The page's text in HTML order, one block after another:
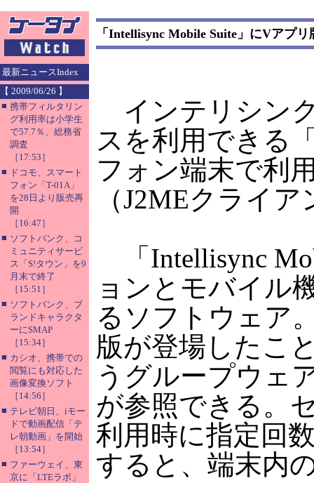
最新ニュースIndex
【 2009/06/26 】
■ 携帯フィルタリン
グ利用率は小学生
で57.7％、総務省
調査
［17:53］
■ ドコモ、スマート
フォン「T-01A」
を28日より販売再
開
［16:47］
■ ソフトバンク、コ
ミュニティサービ
ス「S!タウン」を9
月末で終了
［15:51］
■ ソフトバンク、ブ
ランドキャラクタ
ーにSMAP
［15:34］
■ カシオ、携帯での
閲覧にも対応した
画像変換ソフト
［14:56］
■ テレビ朝日、iモー
ドで動画配信「テ
レ朝動画」を開始
［13:54］
■ ファーウェイ、東
京に「LTEラボ」
「Intellisync Mobile Suite」にVアプ
インテリシン
スを利用できる
フォン端末で利
（J2MEクライ
「Intellisync
ョンとモバイル
るソフトウェア
版が登場したこ
うグループウェ
が参照できる。
利用時に指定回
すると、端末内